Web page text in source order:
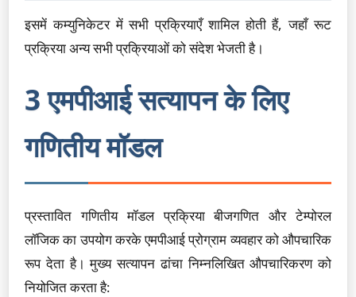
इसमें कम्युनिकेटर में सभी प्रक्रियाएँ शामिल होती हैं, जहाँ रूट
प्रक्रिया अन्य सभी प्रक्रियाओं को संदेश भेजती है।
3 एमपीआई सत्यापन के लिए
गणितीय मॉडल
प्रस्तावित गणितीय मॉडल प्रक्रिया बीजगणित और टेम्पोरल
लॉजिक का उपयोग करके एमपीआई प्रोग्राम व्यवहार को औपचारिक
रूप देता है। मुख्य सत्यापन ढांचा निम्नलिखित औपचारिकरण को
नियोजित करता है: